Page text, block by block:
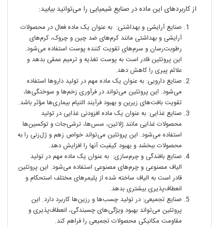
از کاربردهای این ماده در صنایع شیمیایی را می‌توانید بیابید:
صنایع آرایشی و بهداشتی: به عنوان یک ماده فعال در محصولات
آرایشی و بهداشتی مانند کرم‌های ضد چین و چروک، کرم‌های
رطوبت‌رسان و سرم‌های تقویت کننده پوست استفاده می‌شود.
این پروتئین قادر است به پوست تغذیه و ترمیم عمقی بدهد و
علائم پیری را کاهش دهد.
صنایع دارویی: به عنوان یک ماده مهم در تولید داروها استفاده
می‌شود. این پروتئین می‌تواند در فرآوری زخم‌ها و سوختگی‌ها،
تقویت بافت‌های زیرین و بهبود فرآیند التیام بیماری‌ها مؤثر باشد.
صنایع غذایی: به عنوان یک ماده افزودنی غذایی در تولید
محصولات غذایی مانند ژلاتین، سس‌ها، ترشی‌جات و توکسین‌ها
استفاده می‌شود. این پروتئین می‌تواند خواص زهم و ژل‌زنی را به
محصولات ببخشد و بهبود کیفیت آنها را افزایش دهد.
صنایع بافندگی و چرم‌سازی: به عنوان یک ماده مهم در تولید
الیاف مصنوعی و چرم‌های مصنوعی استفاده می‌شود. این پروتئین
قادر است به الیاف ساخته شده از پلیمرهای مختلف استحکام و
انعطاف‌پذیری بیشتری بدهد.
صنایع تجمیعی: در تولید چسب‌ها و رزین‌ها کاربرد دارد. این
پروتئین می‌تواند بهبود ویژگی‌های چسبندگی، انعطاف‌پذیری و
مقاومت مکانیکی محصولات تجمیعی را فراهم کند.